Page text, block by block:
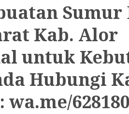
Sumur
Kab. Alor
untuk
Hubungi